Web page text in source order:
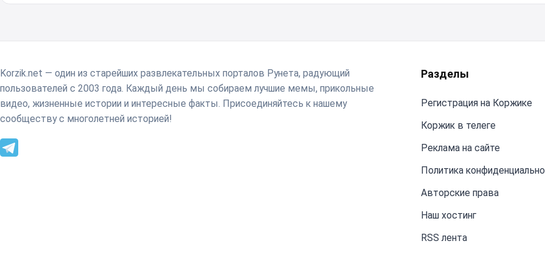
Korzik.net — один из старейших развлекательных порталов Рунета, радующий
пользователей с 2003 года. Каждый день мы собираем лучшие мемы, прикольные
видео, жизненные истории и интересные факты. Присоединяйтесь к нашему
сообществу с многолетней историей!
Разделы
Регистрация на Коржике
Коржик в телеге
Реклама на сайте
Политика
Авторские права
Наш хостинг
RSS лента